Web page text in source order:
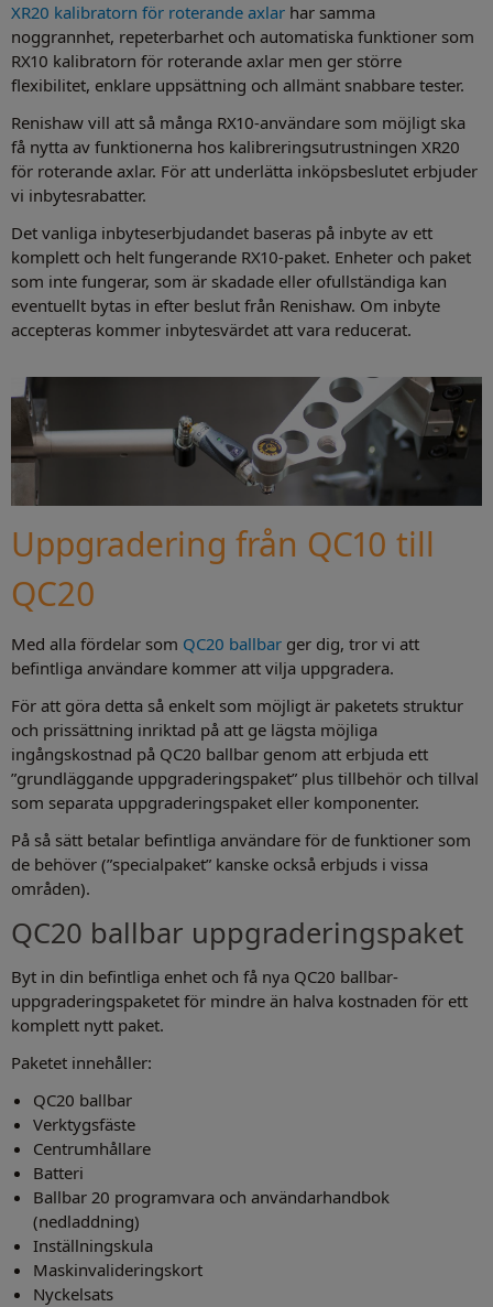
XR20 kalibratorn för roterande axlar har samma
noggrannhet, repeterbarhet och automatiska funktioner som
RX10 kalibratorn för roterande axlar men ger större
flexibilitet, enklare uppsättning och allmänt snabbare tester.
Renishaw vill att så många RX10-användare som möjligt ska
få nytta av funktionerna hos kalibreringsutrustningen XR20
för roterande axlar. För att underlätta inköpsbeslutet erbjuder
vi inbytesrabatter.
Det vanliga inbyteserbjudandet baseras på inbyte av ett
komplett och helt fungerande RX10-paket. Enheter och paket
som inte fungerar, som är skadade eller ofullständiga kan
eventuellt bytas in efter beslut från Renishaw. Om inbyte
accepteras kommer inbytesvärdet att vara reducerat.
Uppgradering från QC10 till
QC20
Med alla fördelar som QC20 ballbar ger dig, tror vi att
befintliga användare kommer att vilja uppgradera.
För att göra detta så enkelt som möjligt är paketets struktur
och prissättning inriktad på att ge lägsta möjliga
ingångskostnad på QC20 ballbar genom att erbjuda ett
”grundläggande uppgraderingspaket” plus tillbehör och tillval
som separata uppgraderingspaket eller komponenter.
På så sätt betalar befintliga användare för de funktioner som
de behöver (”specialpaket” kanske också erbjuds i vissa
områden).
QC20 ballbar uppgraderingspaket
Byt in din befintliga enhet och få nya QC20 ballbar-
uppgraderingspaketet för mindre än halva kostnaden för ett
komplett nytt paket.
Paketet innehåller:
QC20 ballbar
Verktygsfäste
Centrumhållare
Batteri
Ballbar 20 programvara och användarhandbok
(nedladdning)
Inställningskula
Maskinvalideringskort
Nyckelsats